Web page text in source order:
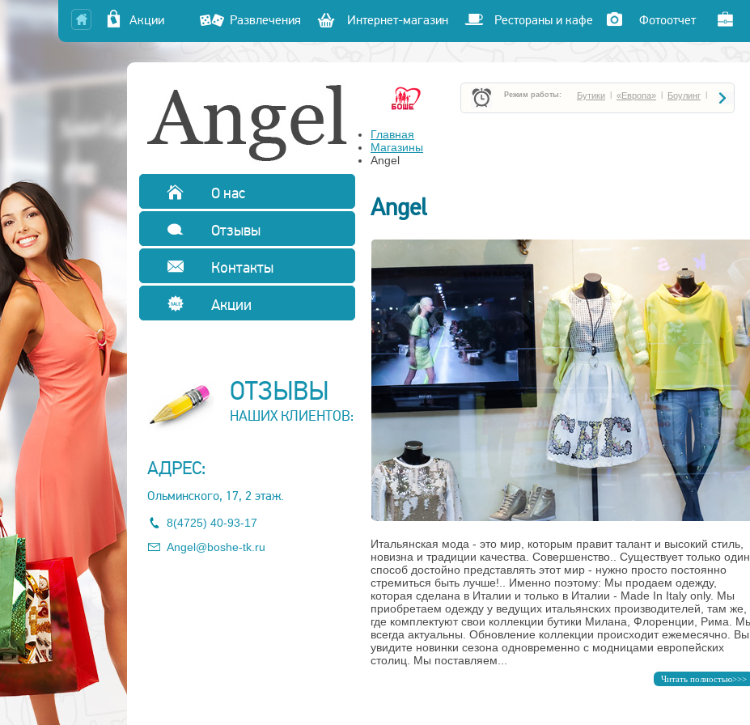
Акции Развлечения Интернет-магазин Рестораны и кафе Фотоотчет
О нас
Отзывы
Контакты
Акции
ОТЗЫВЫ
НАШИХ КЛИЕНТОВ:
АДРЕС:
Ольминского, 17, 2 этаж.
8(4725) 40-93-17
Angel@boshe-tk.ru
Режим работы: Бутики «Европа» Боулинг
Главная
Магазины
Angel
Angel
Итальянская мода - это мир, которым правит талант и высокий стиль,
новизна и традиции качества. Совершенство.. Существует только один
способ достойно представлять этот мир - нужно просто постоянно
стремиться быть лучше!.. Именно поэтому: Мы продаем одежду,
которая сделана в Италии и только в Италии - Made In Italy only. Мы
приобретаем одежду у ведущих итальянских производителей, там же,
где комплектуют свои коллекции бутики Милана, Флоренции, Рима.
всегда актуальны. Обновление коллекции происходит ежемесячно. Вы
увидите новинки сезона одновременно с модницами европейских
столиц. Мы поставляем...
Читать полностью>>>